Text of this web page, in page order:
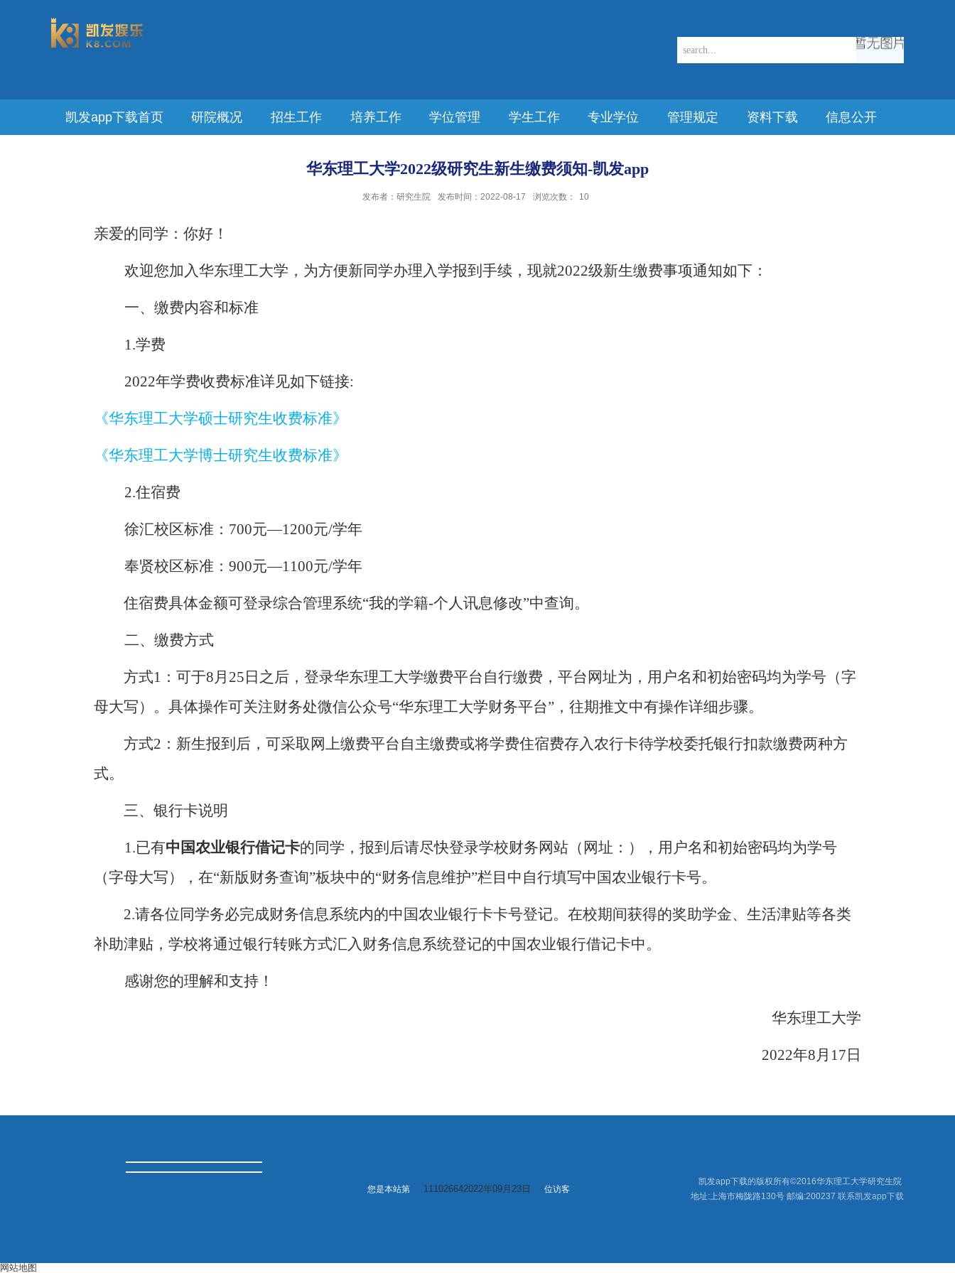
凯发app下载首页 研院概况 招生工作 培养工作 学位管理 学生工作 专业学位 管理规定 资料下载 信息公开
华东理工大学2022级研究生新生缴费须知-凯发app
发布者：研究生院 发布时间：2022-08-17 浏览次数： 10
亲爱的同学：你好！
欢迎您加入华东理工大学，为方便新同学办理入学报到手续，现就2022级新生缴费事项通知如下：
一、缴费内容和标准
1.学费
2022年学费收费标准详见如下链接:
《华东理工大学硕士研究生收费标准》
《华东理工大学博士研究生收费标准》
2.住宿费
徐汇校区标准： 700元—1200元/学年
奉贤校区标准： 900元—1100元/学年
住宿费具体金额可登录综合管理系统“我的学籍-个人讯息修改”中查询。
二、缴费方式
方式1 ：可于8月 25 日之后，登录华东理工大学缴费平台自行缴费，平台网址为，用户名和初始密码均为学号（字
母大写）。具体操作可关注财务处微信公众号“华东理工大学财务平台”，往期推文中有操作详细步骤。
方式2 ：新生报到后，可采取网上缴费平台自主缴费或将学费住宿费存入农行卡待学校委托银行扣款缴费两种方
式。
三、 银行卡说明
1.已有中国农业银行借记卡的同学，报到后请尽快登录学校财务网站（网址：），用户名和初始密码均为学号
（字母大写），在“新版财务查询”板块中的“财务信息维护”栏目中自行填写中国农业银行卡号。
2.请各位同学务必完成财务信息系统内的中国农业银行卡卡号登记。在校期间获得的奖助学金、生活津贴等各类
补助津贴，学校将通过银行转账方式汇入财务信息系统登记的中国农业银行借记卡中。
感谢您的理解和支持！
华东理工大学
2022年8月 17 日
您是本站第 111026642022年09月23日 位访客
凯发app下载的版权所有©2016华东理工大学研究生院
地址:上海市梅陇路130号 邮编:200237 联系凯发app下载
网站地图